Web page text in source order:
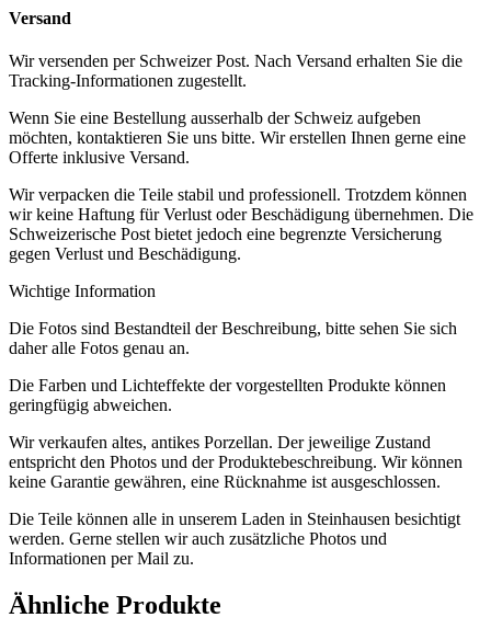
Versand
Wir versenden per Schweizer Post. Nach Versand erhalten Sie die
Tracking-Informationen zugestellt.
Wenn Sie eine Bestellung ausserhalb der Schweiz aufgeben
möchten, kontaktieren Sie uns bitte. Wir erstellen Ihnen gerne eine
Offerte inklusive Versand.
Wir verpacken die Teile stabil und professionell. Trotzdem können
wir keine Haftung für Verlust oder Beschädigung übernehmen. Die
Schweizerische Post bietet jedoch eine begrenzte Versicherung
gegen Verlust und Beschädigung.
Wichtige Information
Die Fotos sind Bestandteil der Beschreibung, bitte sehen Sie sich
daher alle Fotos genau an.
Die Farben und Lichteffekte der vorgestellten Produkte können
geringfügig abweichen.
Wir verkaufen altes, antikes Porzellan. Der jeweilige Zustand
entspricht den Photos und der Produktebeschreibung. Wir können
keine Garantie gewähren, eine Rücknahme ist ausgeschlossen.
Die Teile können alle in unserem Laden in Steinhausen besichtigt
werden. Gerne stellen wir auch zusätzliche Photos und
Informationen per Mail zu.
Ähnliche Produkte